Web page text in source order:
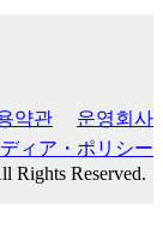
약관
운영회사
ィア・ポリシー
Rights Reserved.